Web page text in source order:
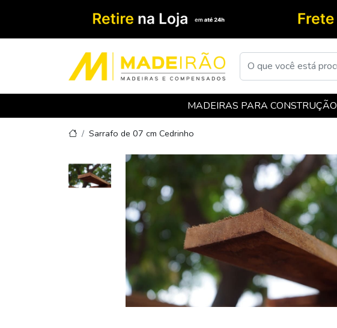
MADEIRAS PARA CONSTRUÇÃO
Sarrafo de 07 cm Cedrinho